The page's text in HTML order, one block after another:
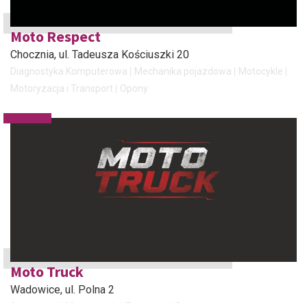
Moto Respect
Chocznia, ul. Tadeusza Kościuszki 20
Diagnostyka Komputerowa Mechanika pojazdowa
Motocykle
Motoryzacja i Transport
Opony
Moto Truck
Wadowice, ul. Polna 2